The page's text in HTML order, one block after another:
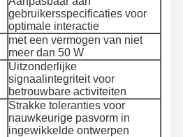
gebruikersspecificaties voor
optimale interactie
met een vermogen van niet
meer dan 50 W
Uitzonderlijke
signaalintegriteit voor
betrouwbare activiteiten
Strakke toleranties voor
nauwkeurige pasvorm in
ingewikkelde ontwerpen